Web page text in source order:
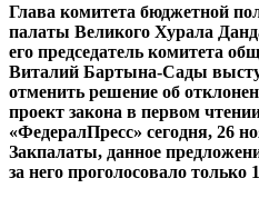
Глава комитета бюджетной
палаты Великого Хурала
его председатель комитета
Виталий Бартына-Сады
отменить решение об
проект закона в первом
«ФедералПресс» сегодня, 26
Закпалаты, данное
за него проголосовало только